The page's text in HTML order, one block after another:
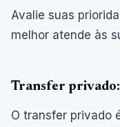
Avalie suas
melhor atende às
Transfer
O transfer privado